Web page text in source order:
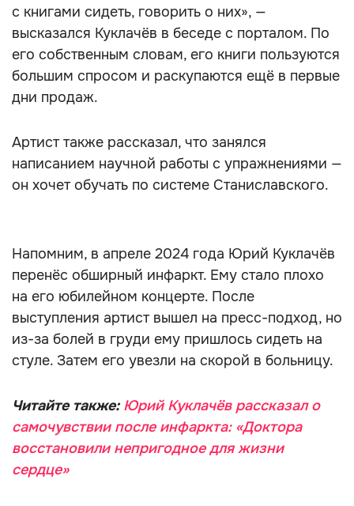
с книгами сидеть, говорить о них», —
высказался Куклачёв в беседе с порталом. По
его собственным словам, его книги пользуются
большим спросом и раскупаются ещё в первые
дни продаж.
Артист также рассказал, что занялся
написанием научной работы с упражнениями —
он хочет обучать по системе Станиславского.
Напомним, в апреле 2024 года Юрий Куклачёв
перенёс обширный инфаркт. Ему стало плохо
на его юбилейном концерте. После
выступления артист вышел на пресс-подход, но
из-за болей в груди ему пришлось сидеть на
стуле. Затем его увезли на скорой в больницу.
Читайте также: Юрий Куклачёв рассказал о
самочувствии после инфаркта: «Доктора
восстановили непригодное для жизни
сердце»